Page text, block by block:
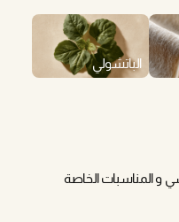
الباتشولي
و المناسبات الخاصة